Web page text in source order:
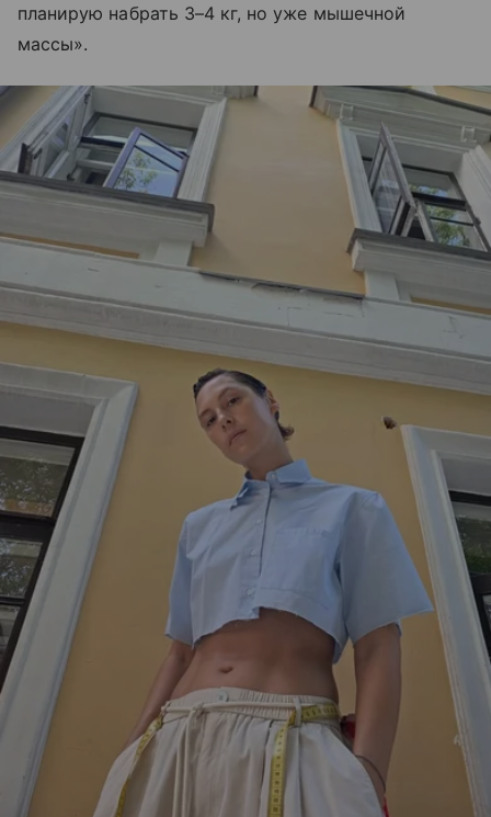
планирую набрать 3–4 кг, но уже мышечной
массы».